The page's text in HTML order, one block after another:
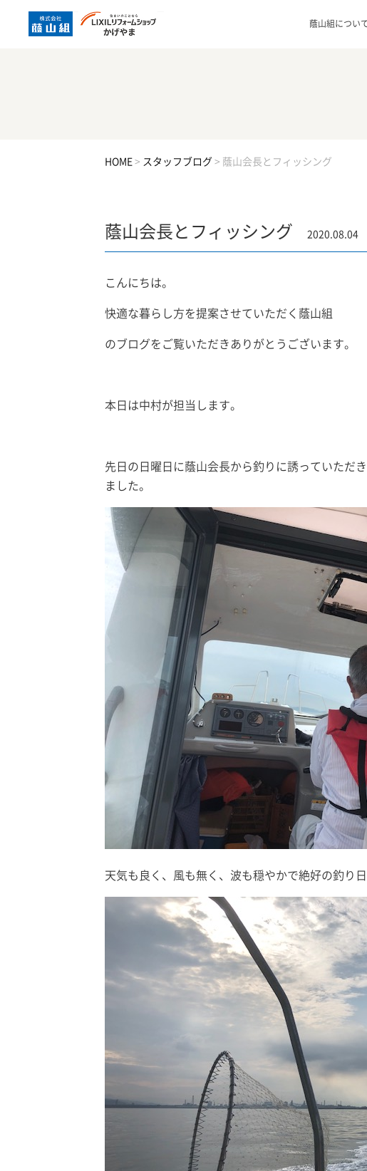
蔭山組につい
HOME > スタッフブログ > 蔭山会長とフィッシング
蔭山会長とフィッシング 2020.08.04
こんにちは。
快適な暮らし方を提案させていただく蔭山組
のブログをご覧いただきありがとうございます。
本日は中村が担当します。
先日の日曜日に蔭山会長から釣りに誘っていただ
ました。
天気も良く、風も無く、波も穏やかで絶好の釣り日